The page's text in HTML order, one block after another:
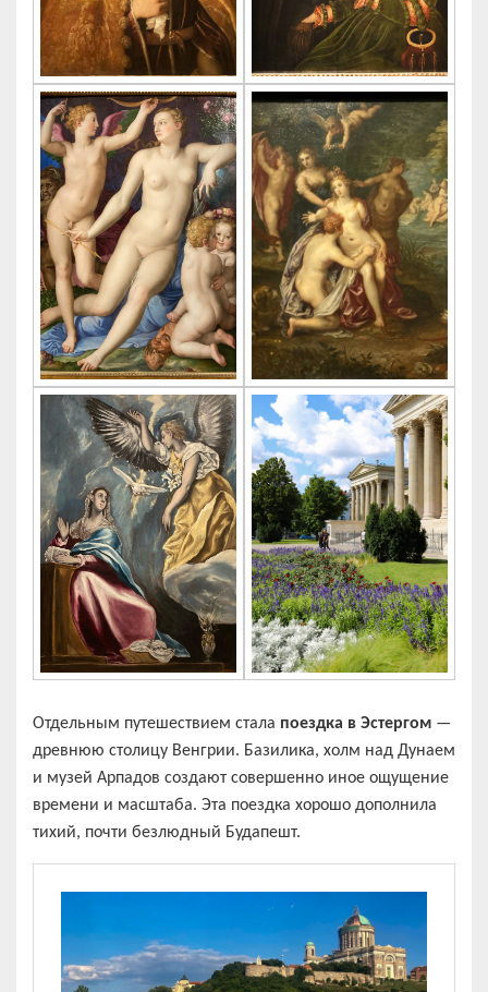
Отдельным путешествием стала поездка в Эстергом —
древнюю столицу Венгрии. Базилика, холм над Дунаем
и музей Арпадов создают совершенно иное ощущение
времени и масштаба. Эта поездка хорошо дополнила
тихий, почти безлюдный Будапешт.